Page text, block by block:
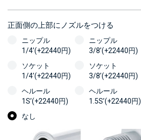
正面側の上部にノズルをつける
ニップル
1/4’(+22440円)
ニップル
3/8’(+22440円)
ソケット
1/4’(+22440円)
ソケット
3/8’(+22440円)
ヘルール
1S’(+22440円)
ヘルール
1.5S’(+22440円)
なし